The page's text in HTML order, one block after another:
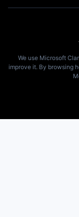
We use Microsoft
improve it. By browsing